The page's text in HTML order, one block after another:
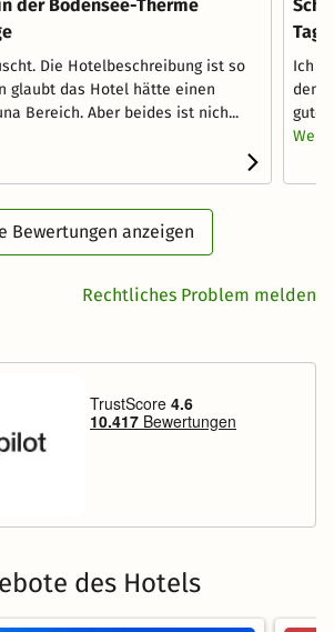
der Bodensee-Therme
Die Hotelbeschreibung ist so
glaubt das Hotel hätte einen
Bereich. Aber beides ist nich...
Tage
Ich
dem,
Bewertungen anzeigen
Rechtliches Problem melden
des Hotels